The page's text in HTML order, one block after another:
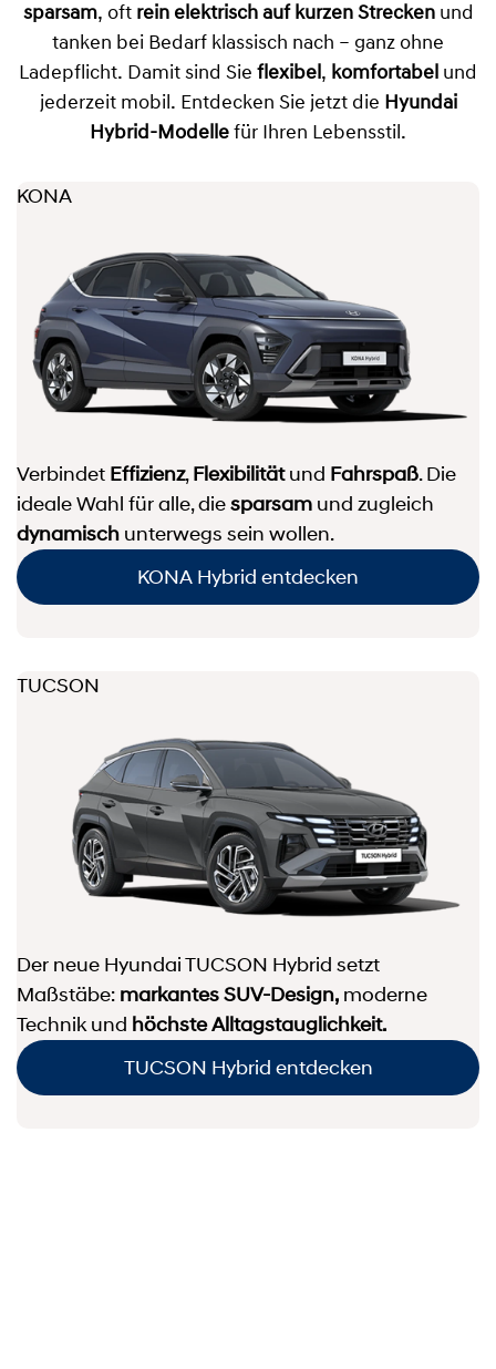
sparsam, oft rein elektrisch auf kurzen Streckenund
tanken bei Bedarf klassisch nach – ganz ohne
Ladepflicht. Damit sind Sie flexibel , komfortabel und
jederzeit mobil. Entdecken Sie jetzt die Hyundai
Hybrid-Modelle für Ihren Lebensstil.
KONA
Verbindet Effizienz,Flexibilitätund Fahrspaß. Die
ideale Wahl für alle, diesparsam und zugleich
dynamisch unterwegs sein wollen.
KONA Hybrid entdecken
TUCSON
Der neue Hyundai TUCSON Hybrid setzt
Maßstäbe: markantes SUV-Design, moderne
Technik und höchste Alltagstauglichkeit.
TUCSON Hybrid entdecken